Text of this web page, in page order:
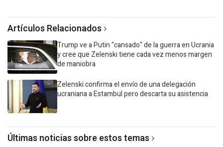
Artículos Relacionados
Trump ve a Putin "cansado" de la guerra en Ucrania
y cree que Zelenski tiene cada vez menos margen
de maniobra
Zelenski confirma el envío de una delegación
ucraniana a Estambul pero descarta su asistencia
Últimas noticias sobre estos temas